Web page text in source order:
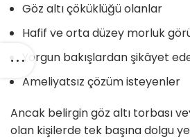
Göz altı çöküklüğü olanlar
Hafif ve orta düzey morluk
Yorgun bakışlardan şikâyet
Ameliyatsız çözüm isteyenler
Ancak belirgin göz altı torbası
olan kişilerde tek başına dolgu